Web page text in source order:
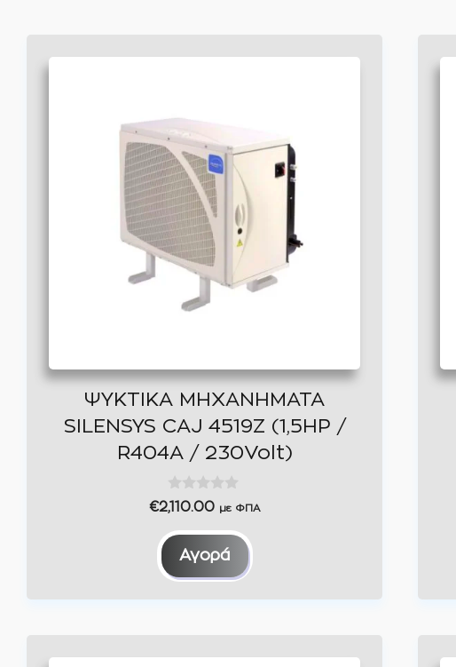
ΨΥΚΤΙΚΑ ΜΗΧΑΝΗΜΑΤΑ
SILENSYS CAJ 4519Z (1,5HP /
R404A / 230Volt)
0
o
u
t
5
€2,110.00 με ΦΠΑ
Αγορά